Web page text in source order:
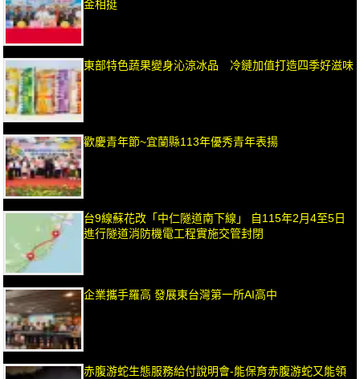
金相挺
東部特色蔬果變身沁涼冰品 冷鏈加值打造四季好滋味
歡慶青年節~宜蘭縣113年優秀青年表揚
台9線蘇花改「中仁隧道南下線」 自115年2月4至5日
進行隧道消防機電工程實施交管封閉
企業攜手羅高 發展東台灣第一所AI高中
赤腹游蛇生態服務給付說明會-能保育赤腹游蛇又能領